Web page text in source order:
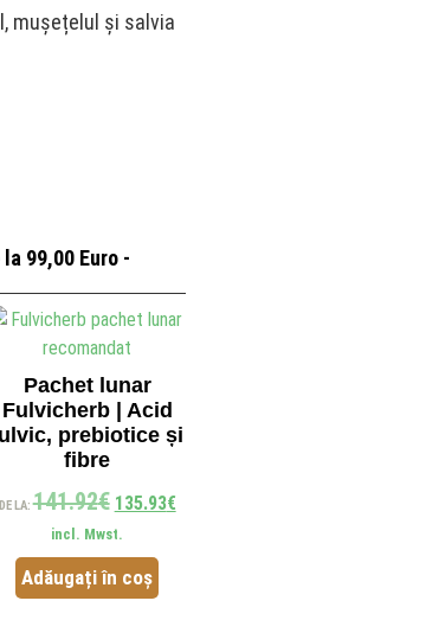
mușețelul și salvia
99,00 Euro -
Pachet lunar
Fulvicherb | Acid
prebiotice și
fibre
DE LA:141.92€ 135.93€
incl. Mwst.
Adăugați în coș